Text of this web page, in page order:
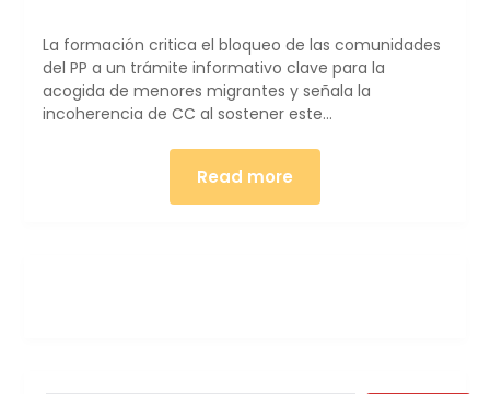
La formación critica el bloqueo de las comunidades
del PP a un trámite informativo clave para la
acogida de menores migrantes y señala la
incoherencia de CC al sostener este…
Read more